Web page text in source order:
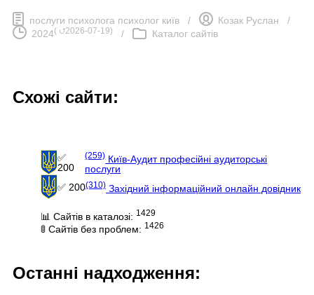
послуги психолога психолог київ / Козак Руслан /
2024( ⮍2026-07-19) / Каталог сайтів
Схожі сайти:
✅
200
(259)Київ-Аудит професійні аудиторські
послуги
✅ 200(310) Західний інформаційний онлайн довідник
📊 Сайтів в каталозі: 1429
🚦 Сайтів без проблем: 1426
Останні надходження: